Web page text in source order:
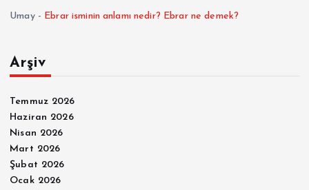
Umay- Ebrar isminin anlamı nedir? Ebrar ne demek?
Arşiv
Temmuz 2026
Haziran 2026
Nisan 2026
Mart 2026
Şubat 2026
Ocak 2026